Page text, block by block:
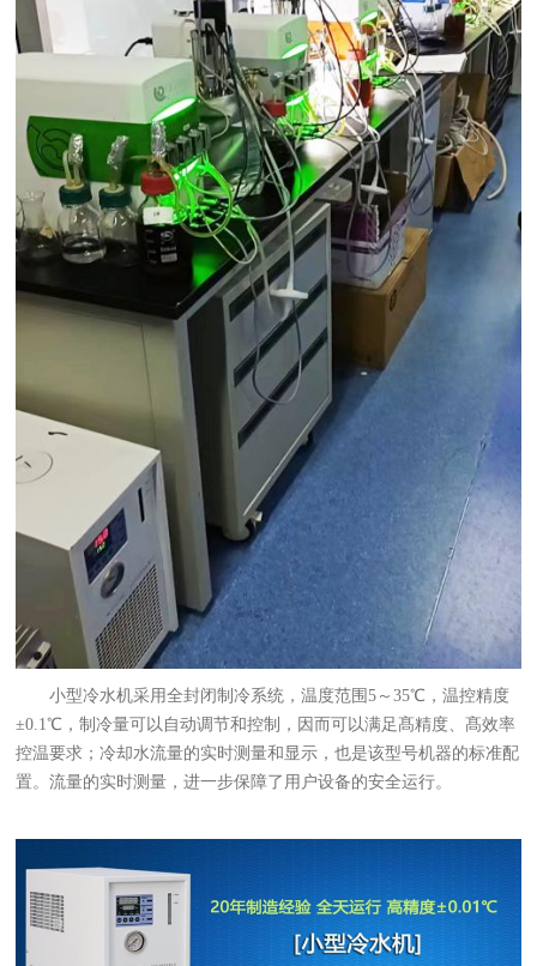
小型冷水机采用全封闭制冷系统，温度范围5～35℃，温控精度
±0.1℃，制冷量可以自动调节和控制，因而可以满足髙精度、髙效率
控温要求；冷却水流量的实时测量和显示，也是该型号机器的标准配
置。流量的实时测量，进一步保障了用户设备的安全运行。